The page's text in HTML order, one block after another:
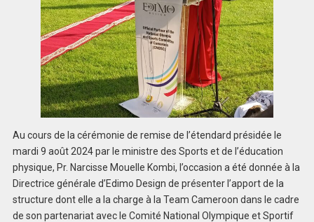
Au cours de la cérémonie de remise de l’étendard présidée le
mardi 9 août 2024 par le ministre des Sports et de l’éducation
physique, Pr. Narcisse Mouelle Kombi, l’occasion a été donnée à la
Directrice générale d’Edimo Design de présenter l’apport de la
structure dont elle a la charge à la Team Cameroon dans le cadre
de son partenariat avec le Comité National Olympique et Sportif